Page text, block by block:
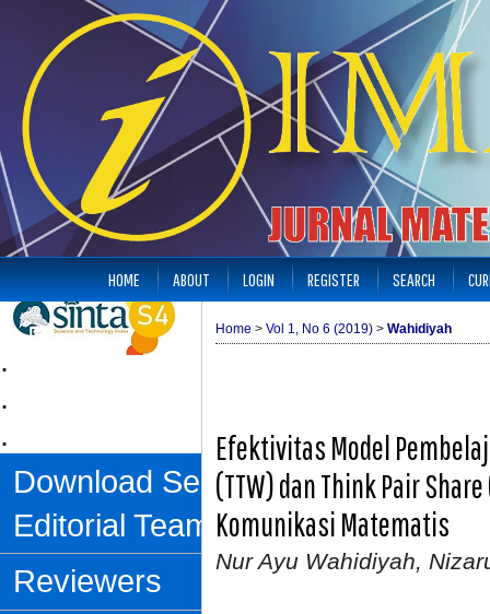
.
.
.
Download Sertifikat
Editorial Team
Reviewers
HOME ABOUT LOGIN REGISTER SEARCH
Home > Vol 1, No 6 (2019) > Wahidiyah
Efektivitas Model
(TTW) dan Think Pair
Komunikasi Matematis
Nur Ayu Wahidiyah,